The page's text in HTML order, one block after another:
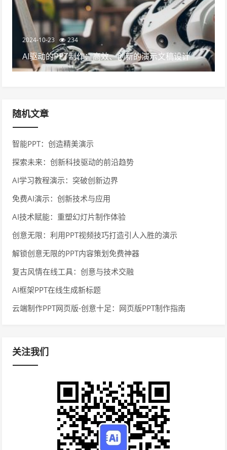
2024-10-23 234
AI驱动的PPT制作：高效、创新的演示文稿设计
随机文章
智能PPT：创造精美演示
探索未来：创新科技驱动的前沿趋势
AI学习教程演示：突破创新边界
免费AI演示：创新技术与应用
AI技术赋能：重塑幻灯片制作体验
创意无限：利用PPT视频技巧打造引人入胜的演示
解锁创意无限的PPT内容策划免费神器
复古风情在线工具：创意与技术交融
AI框架PPT在线生成新标题
云端制作PPT网页版-创意十足：网页版PPT制作指南
关注我们